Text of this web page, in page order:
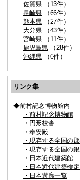
佐賀県 （13件）
長崎県 （66件）
熊本県 （27件）
大分県 （43件）
宮崎県 （11件）
鹿児島県 （28件）
沖縄県 （0件）
リンク集
◆前村記念博物館内
・前村記念博物館
・円形校舎
・奉安殿
・現存する全国の
・現存する全国の
・日本近代建築館
・日本近代建築検定
・日本遊廓一覧